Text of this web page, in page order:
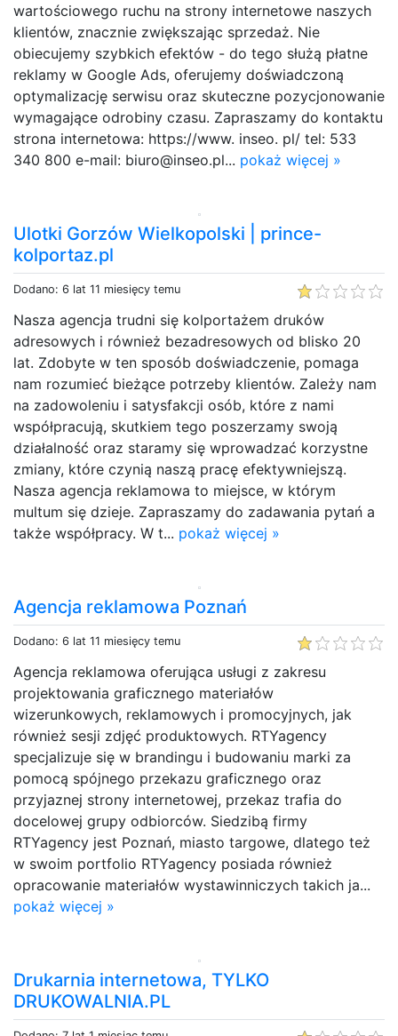
wartościowego ruchu na strony internetowe naszych
klientów, znacznie zwiększając sprzedaż. Nie
obiecujemy szybkich efektów - do tego służą płatne
reklamy w Google Ads, oferujemy doświadczoną
optymalizację serwisu oraz skuteczne pozycjonowanie
wymagające odrobiny czasu. Zapraszamy do kontaktu
strona internetowa: https://www. inseo. pl/ tel: 533
340 800 e-mail: biuro@inseo.pl... pokaż więcej »
Ulotki Gorzów Wielkopolski | prince-
kolportaz.pl
Dodano: 6 lat 11 miesięcy temu
Nasza agencja trudni się kolportażem druków
adresowych i również bezadresowych od blisko 20
lat. Zdobyte w ten sposób doświadczenie, pomaga
nam rozumieć bieżące potrzeby klientów. Zależy nam
na zadowoleniu i satysfakcji osób, które z nami
współpracują, skutkiem tego poszerzamy swoją
działalność oraz staramy się wprowadzać korzystne
zmiany, które czynią naszą pracę efektywniejszą.
Nasza agencja reklamowa to miejsce, w którym
multum się dzieje. Zapraszamy do zadawania pytań a
także współpracy. W t... pokaż więcej »
Agencja reklamowa Poznań
Dodano: 6 lat 11 miesięcy temu
Agencja reklamowa oferująca usługi z zakresu
projektowania graficznego materiałów
wizerunkowych, reklamowych i promocyjnych, jak
również sesji zdjęć produktowych. RTYagency
specjalizuje się w brandingu i budowaniu marki za
pomocą spójnego przekazu graficznego oraz
przyjaznej strony internetowej, przekaz trafia do
docelowej grupy odbiorców. Siedzibą firmy
RTYagency jest Poznań, miasto targowe, dlatego też
w swoim portfolio RTYagency posiada również
opracowanie materiałów wystawinniczych takich ja...
pokaż więcej »
Drukarnia internetowa, TYLKO
DRUKOWALNIA.PL